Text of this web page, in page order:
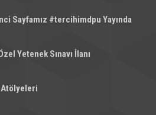
Sayfamız #tercihimdpu Yayında
Yetenek Sınavı İlanı
Atölyeleri